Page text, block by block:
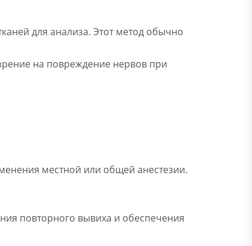
для анализа. Этот метод обычно
на повреждение нервов при
местной или общей анестезии.
повторного вывиха и обеспечения